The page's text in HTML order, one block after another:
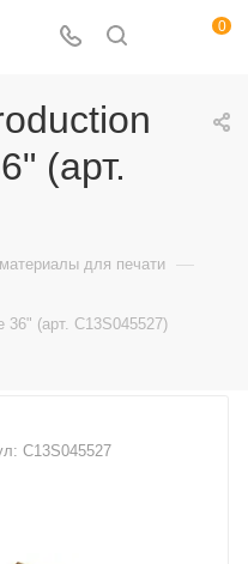
0
(арт.
для печати —
(арт. C13S045527)
C13S045527